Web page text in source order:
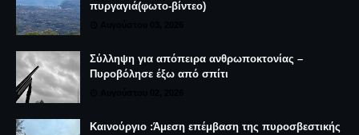
πυργαγιά(φωτο-βίντεο)
Σύλληψη για απόπειρα ανθρωποκτονίας –
Πυροβόλησε έξω από σπίτι
Καινούργιο :Άμεση επέμβαση της πυροσβεστικής